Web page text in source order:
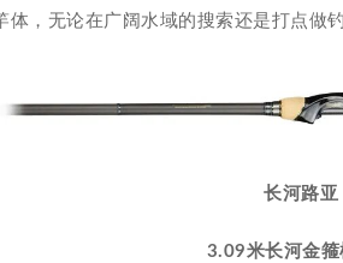
，无论在广阔水域的搜索还是打点做
长河路亚
3.09米长河金箍